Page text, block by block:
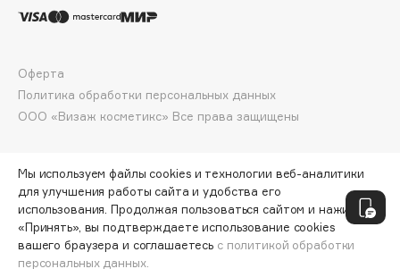
Dolomit
Dr. Vranjes Firenze
DSD de Luxe
Dyson
ООО «Визаж косметикс» Все права защищены
Оферта
Политика обработки персональных данных
Мы используем файлы cookies и технологии веб-аналитики
для улучшения работы сайта и удобства его
использования. Продолжая пользоваться сайтом и нажимая
«Принять», вы подтверждаете использование cookies
вашего браузера и соглашаетесь с политикой обработки
персональных данных.